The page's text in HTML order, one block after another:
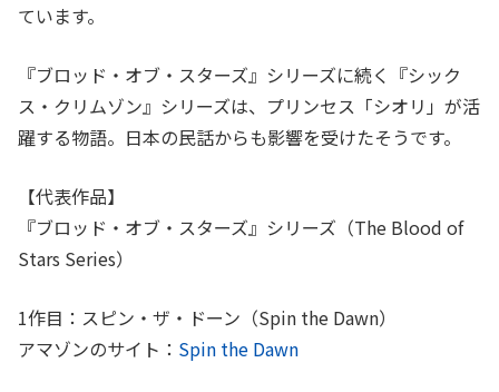
ています。
『ブロッド・オブ・スターズ』シリーズに続く『シック
ス・クリムゾン』シリーズは、プリンセス「シオリ」が活
躍する物語。日本の民話からも影響を受けたそうです。
【代表作品】
『ブロッド・オブ・スターズ』シリーズ（The Blood of
Stars Series）
1作目：スピン・ザ・ドーン（Spin the Dawn）
アマゾンのサイト： Spin the Dawn